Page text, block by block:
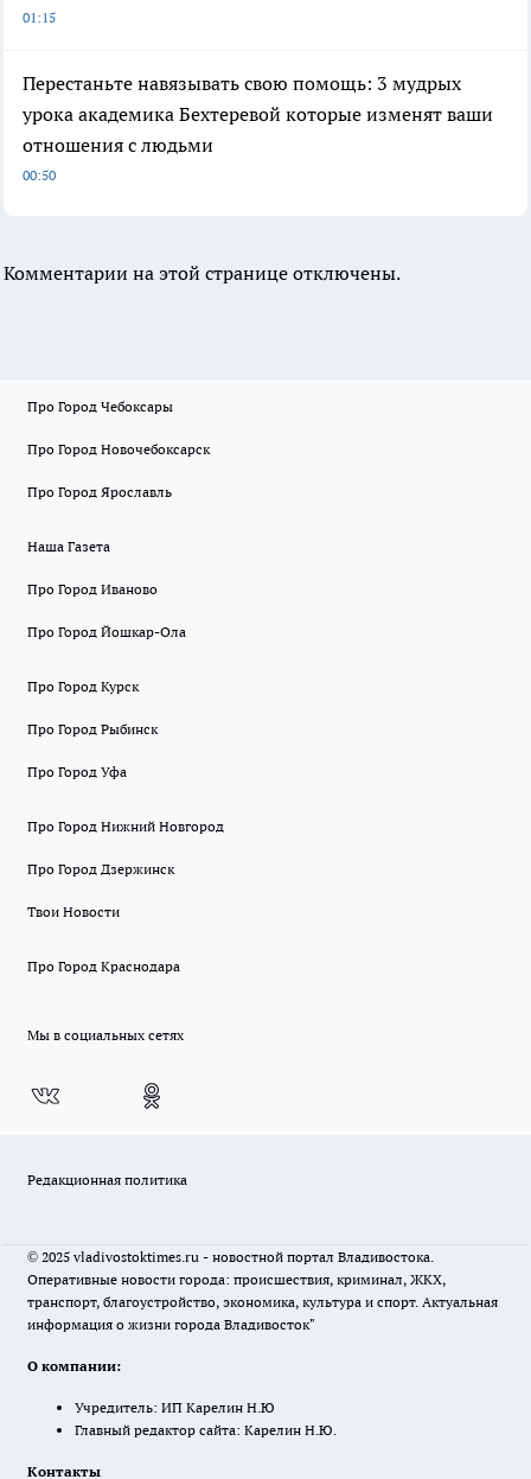
01:15
Перестаньте навязывать свою помощь: 3 мудрых
урока академика Бехтеревой которые изменят ваши
отношения с людьми
00:50
Комментарии на этой странице отключены.
Про Город Чебоксары
Про Город Новочебоксарск
Про Город Ярославль
Наша Газета
Про Город Иваново
Про Город Йошкар-Ола
Про Город Курск
Про Город Рыбинск
Про Город Уфа
Про Город Нижний Новгород
Про Город Дзержинск
Твои Новости
Про Город Краснодара
Мы в социальных сетях
Редакционная политика
© 2025 vladivostoktimes.ru - новостной портал Владивостока.
Оперативные новости города: происшествия, криминал, ЖКХ,
транспорт, благоустройство, экономика, культура и спорт. Актуальная
информация о жизни города Владивосток"
О компании:
Учредитель: ИП Карелин Н.Ю
Главный редактор сайта: Карелин Н.Ю.
Контакты